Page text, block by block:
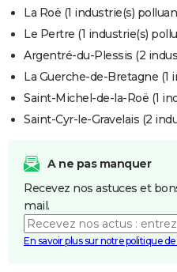
Bricolage
Lifestyle
Culture
Sport
Auto
Television
Voyage
CinemaLa Roë (1 industrie(s)
Le Pertre (1 industrie(s)
Argentré-du-Plessis (2
La Guerche-de-Bretagne (1
Saint-Michel-de-la-Roë (1
Saint-Cyr-le-Gravelais (2
A ne pas manquer
Recevez nos astuces et
mail.
En savoir plus sur notre politique